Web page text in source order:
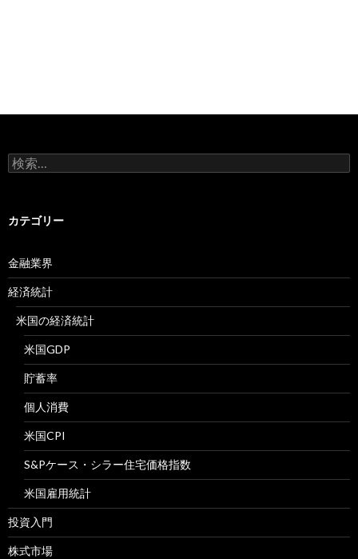
検
索:
カテゴリー
金融業界
経済統計
米国の経済統計
米国GDP
貯蓄率
個人消費
米国CPI
S&Pケース・シラー住宅価格指数
米国雇用統計
投資入門
株式市場